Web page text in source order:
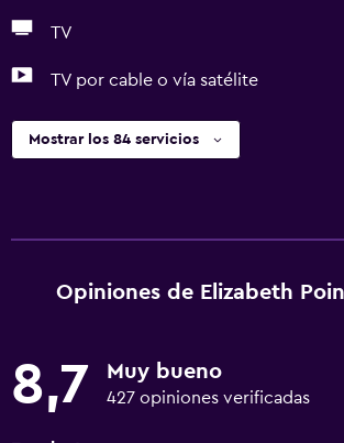
TV
TV por cable o vía satélite
Mostrar los 84 servicios
Opiniones de Elizabeth
8,7 Muy bueno
427 opiniones verificadas